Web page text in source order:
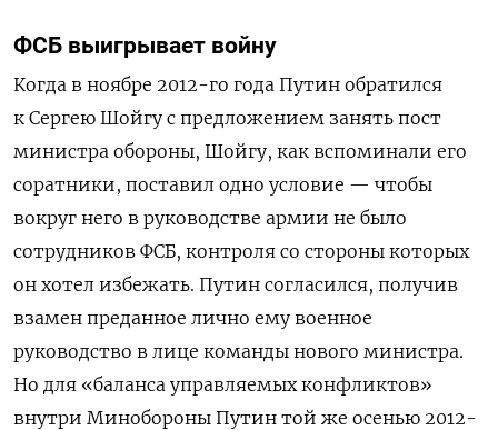
ФСБ выигрывает войну
Когда в ноябре 2012-го года Путин обратился
к Сергею Шойгу с предложением занять пост
министра обороны, Шойгу, как вспоминали его
соратники, поставил одно условие — чтобы
вокруг него в руководстве армии не было
сотрудников ФСБ, контроля со стороны которых
он хотел избежать. Путин согласился, получив
взамен преданное лично ему военное
руководство в лице команды нового министра.
Но для «баланса управляемых конфликтов»
внутри Минобороны Путин той же осенью 2012-